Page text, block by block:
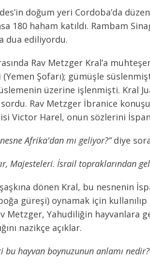
doğum yeri Cordoba’da
180 haham katıldı. Rambam
dua ediliyordu.
Rav Metzger Kral’a
Şofarı); gümüşle
üzerine işlenmişti. Kral
Rav Metzger İbranice
Victor Harel, onun sözlerini
Afrika'dan mı geliyor?”diye
Majesteleri. İsrail topraklarından
dönen Kral, bu nesnenin
güreşi) oynamak için kullanılıp
Metzger, Yahudiliğin hayvanlara
nazikçe açıklar.
bu hayvan boynuzunun anlamı